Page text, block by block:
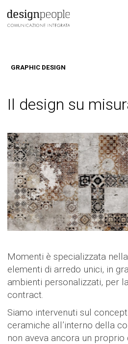
GRAPHIC DESIGN
Il design su
Momenti è specializzata
elementi di arredo unici, in
ambienti personalizzati, per
contract.
Siamo intervenuti sul
ceramiche all’interno della
non aveva ancora un proprio